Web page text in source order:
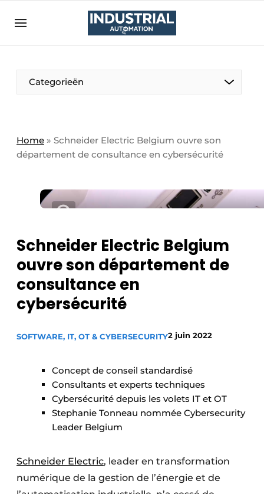
Contact
Direct contact
Emploi
Enregistrer une offre demploi
Evenement aanmelden
Meest gelezen
Podcasts
Privacy / Cookie statement
S’inscrire
Video’s
Categorieën
Home » Schneider Electric Belgium ouvre son
département de consultance en cybersécurité
Schneider Electric Belgium
ouvre son département de
consultance en
cybersécurité
SOFTWARE, IT, OT & CYBERSECURITY2 juin 2022
Concept de conseil standardisé
Consultants et experts techniques
Cybersécurité depuis les volets IT et OT
Stephanie Tonneau nommée Cybersecurity
Leader Belgium
Schneider Electric, leader en transformation
numérique de la gestion de l’énergie et de